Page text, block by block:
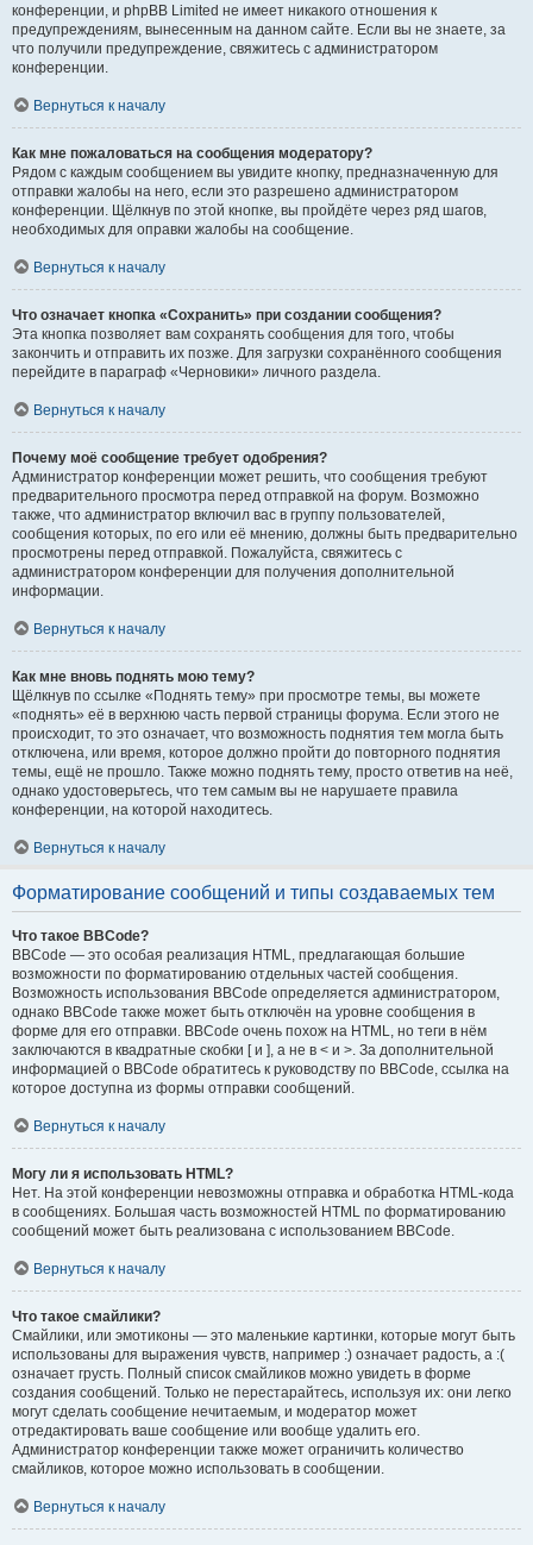
конференции, и phpBB Limited не имеет никакого отношения к
предупреждениям, вынесенным на данном сайте. Если вы не знаете, за
что получили предупреждение, свяжитесь с администратором
конференции.
Вернуться к началу
Как мне пожаловаться на сообщения модератору?
Рядом с каждым сообщением вы увидите кнопку, предназначенную для
отправки жалобы на него, если это разрешено администратором
конференции. Щёлкнув по этой кнопке, вы пройдёте через ряд шагов,
необходимых для оправки жалобы на сообщение.
Вернуться к началу
Что означает кнопка «Сохранить» при создании сообщения?
Эта кнопка позволяет вам сохранять сообщения для того, чтобы
закончить и отправить их позже. Для загрузки сохранённого сообщения
перейдите в параграф «Черновики» личного раздела.
Вернуться к началу
Почему моё сообщение требует одобрения?
Администратор конференции может решить, что сообщения требуют
предварительного просмотра перед отправкой на форум. Возможно
также, что администратор включил вас в группу пользователей,
сообщения которых, по его или её мнению, должны быть предварительно
просмотрены перед отправкой. Пожалуйста, свяжитесь с
администратором конференции для получения дополнительной
информации.
Вернуться к началу
Как мне вновь поднять мою тему?
Щёлкнув по ссылке «Поднять тему» при просмотре темы, вы можете
«поднять» её в верхнюю часть первой страницы форума. Если этого не
происходит, то это означает, что возможность поднятия тем могла быть
отключена, или время, которое должно пройти до повторного поднятия
темы, ещё не прошло. Также можно поднять тему, просто ответив на неё,
однако удостоверьтесь, что тем самым вы не нарушаете правила
конференции, на которой находитесь.
Вернуться к началу
Форматирование сообщений и типы создаваемых тем
Что такое BBCode?
BBCode — это особая реализация HTML, предлагающая большие
возможности по форматированию отдельных частей сообщения.
Возможность использования BBCode определяется администратором,
однако BBCode также может быть отключён на уровне сообщения в
форме для его отправки. BBCode очень похож на HTML, но теги в нём
заключаются в квадратные скобки [ и ], а не в < и >. За дополнительной
информацией о BBCode обратитесь к руководству по BBCode, ссылка на
которое доступна из формы отправки сообщений.
Вернуться к началу
Могу ли я использовать HTML?
Нет. На этой конференции невозможны отправка и обработка HTML-кода
в сообщениях. Большая часть возможностей HTML по форматированию
сообщений может быть реализована с использованием BBCode.
Вернуться к началу
Что такое смайлики?
Смайлики, или эмотиконы — это маленькие картинки, которые могут быть
использованы для выражения чувств, например :) означает радость, а :(
означает грусть. Полный список смайликов можно увидеть в форме
создания сообщений. Только не перестарайтесь, используя их: они легко
могут сделать сообщение нечитаемым, и модератор может
отредактировать ваше сообщение или вообще удалить его.
Администратор конференции также может ограничить количество
смайликов, которое можно использовать в сообщении.
Вернуться к началу